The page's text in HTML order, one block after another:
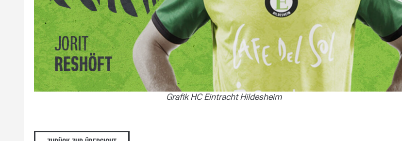
Grafik HC Eintracht Hildesheim